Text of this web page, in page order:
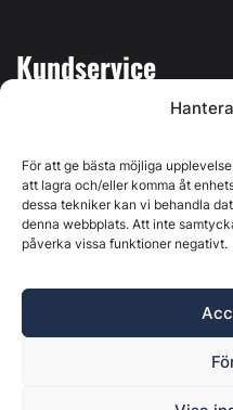
För att ge bästa möjliga
att lagra och/eller komma åt
dessa tekniker kan vi behandla
denna webbplats. Att inte
påverka vissa funktioner negativt.
Kundservice
Kontakta oss
Östernäsvägen 1, 827 32
Ansvarig utgivare:
webbplats är
Byggvärlden är en del
Policy för